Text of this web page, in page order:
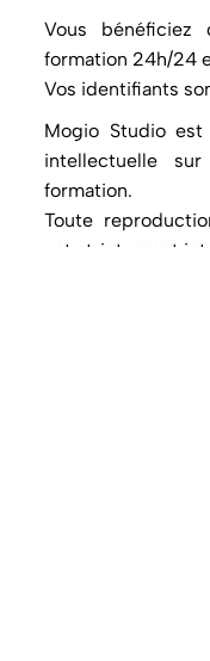
Vous bénéficiez
formation 24h/24
Vos identifiants
Mogio Studio
intellectuelle
formation.
Toute
est strictement